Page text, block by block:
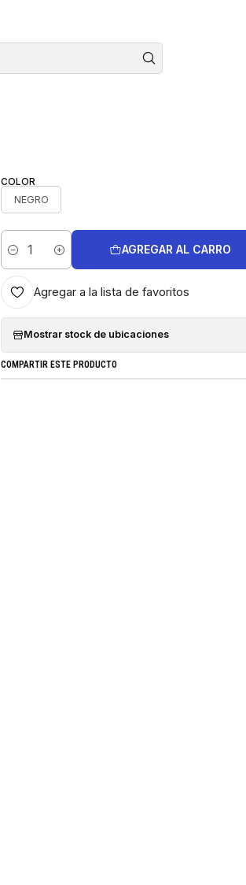
COLOR
NEGRO
Cantidad
AGREGAR AL CARRO
Agregar a la lista de favoritos
Mostrar stock de ubicaciones
COMPARTIR ESTE PRODUCTO